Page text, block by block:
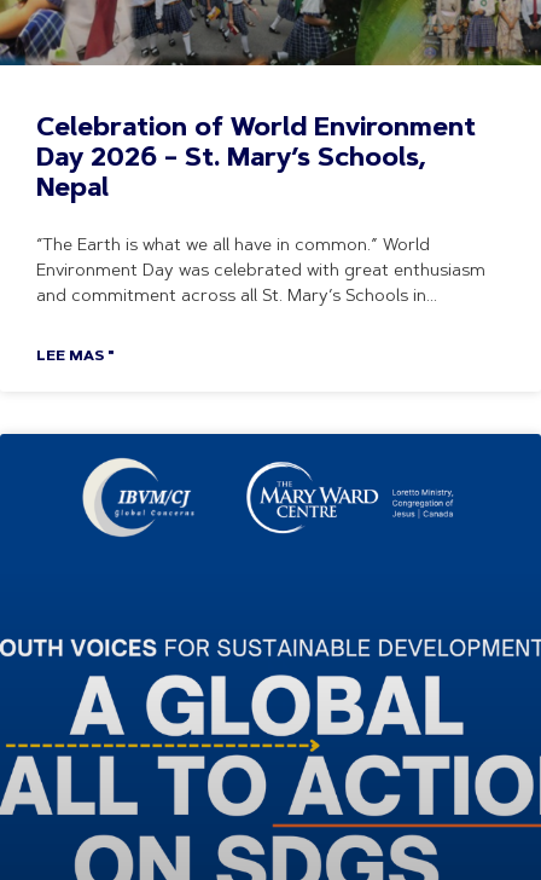
Celebration of World Environment
Day 2026 – St. Mary’s Schools,
Nepal
“The Earth is what we all have in common.” World
Environment Day was celebrated with great enthusiasm
and commitment across all St. Mary’s Schools in
LEE MAS "